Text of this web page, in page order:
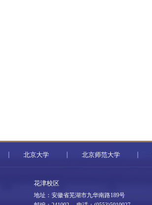
北京大学 北京师范大学
花津校区
地址：安徽省芜湖市九华南路189号